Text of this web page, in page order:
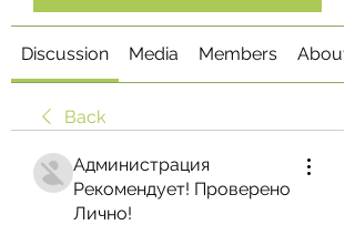
Discussion Media Members About
Back
Администрация
Рекомендует! Проверено
Лично!